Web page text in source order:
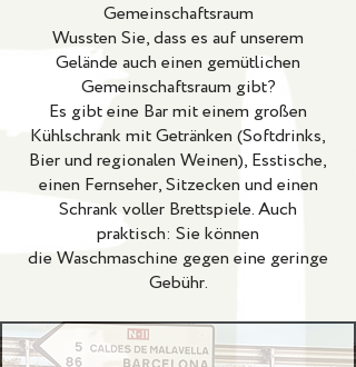
Gemeinschaftsraum
Wussten Sie, dass es auf unserem
Gelände auch einen gemütlichen
Gemeinschaftsraum gibt?
Es gibt eine Bar mit einem großen
Kühlschrank mit Getränken (Softdrinks,
Bier und regionalen Weinen), Esstische,
einen Fernseher, Sitzecken und einen
Schrank voller Brettspiele. Auch
praktisch: Sie können
die Waschmaschine gegen eine geringe
Gebühr.